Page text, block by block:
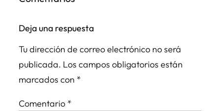
Deja una respuesta
Tu dirección de correo electrónico no será
publicada. Los campos obligatorios están
marcados con *
Comentario *